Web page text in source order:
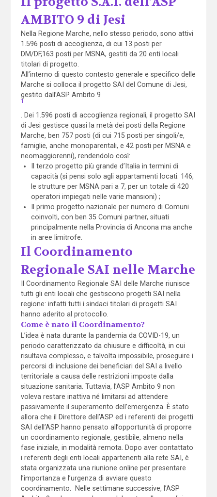
AMBITO 9 di Jesi
Nella Regione Marche, nello stesso periodo, sono attivi
1.596 posti di accoglienza, di cui 13 posti per
DM/DF,163 posti per MSNA, gestiti da 20 enti locali
titolari di progetto.
All’interno di questo contesto generale e specifico delle
Marche si colloca il progetto SAI del Comune di Jesi,
gestito dall’ASP Ambito 9
1
. Dei 1.596 posti di accoglienza regionali, il progetto SAI
di Jesi gestisce quasi la metà dei posti della Regione
Marche, ben 757 posti (di cui 715 posti per singoli/e,
famiglie, anche monoparentali, e 42 posti per MSNA e
neomaggiorenni), rendendolo così:
Il terzo progetto più grande d’Italia in termini di
capacità (si pensi solo agli appartamenti locati: 146,
le strutture per MSNA pari a 7, per un totale di 420
operatori impiegati nelle varie mansioni) ;
Il primo progetto nazionale per numero di Comuni
coinvolti, con ben 35 Comuni partner, situati
principalmente nella Provincia di Ancona ma anche
in aree limitrofe.
Il Coordinamento
Regionale SAI nelle Marche
Il Coordinamento Regionale SAI delle Marche riunisce
tutti gli enti locali che gestiscono progetti SAI nella
regione: infatti tutti i sindaci titolari di progetti SAI
hanno aderito al protocollo.
Come è nato il Coordinamento?
L’idea è nata durante la pandemia da COVID-19, un
periodo caratterizzato da chiusure e difficoltà, in cui
risultava complesso, e talvolta impossibile, proseguire i
percorsi di inclusione dei beneficiari del SAI a livello
territoriale a causa delle restrizioni imposte dalla
situazione sanitaria. Tuttavia, l’ASP Ambito 9 non
voleva restare inattiva né limitarsi ad attendere
passivamente il superamento dell’emergenza. È stato
allora che il Direttore dell’ASP ed i referenti dei progetti
SAI dell’ASP hanno pensato all’opportunità di proporre
un coordinamento regionale, gestibile, almeno nella
fase iniziale, in modalità remota. Dopo aver contattato
i referenti degli enti locali appartenenti alla rete SAI, è
stata organizzata una riunione online per presentare
l’importanza e l’urgenza di avviare questo
coordinamento. Nelle settimane successive, l’ASP